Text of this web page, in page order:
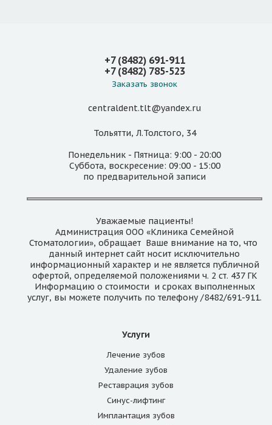
+7 (8482) 691-911
+7 (8482) 785-523
Заказать звонок
centraldent.tlt@yandex.ru
Тольятти, Л.Толстого, 34
Понедельник - Пятница: 9:00 - 20:00
Суббота, воскресение: 09:00 - 15:00
по предварительной записи
Уважаемые пациенты!
Администрация ООО «Клиника Семейной
Стоматологии», обращает Ваше внимание на то, что
данный интернет сайт носит исключительно
информационный характер и не является публичной
офертой, определяемой положениями ч. 2 ст. 437 ГК
Информацию о стоимости и сроках выполненных
услуг, вы можете получить по телефону /8482/691-911.
Услуги
Лечение зубов
Удаление зубов
Реставрация зубов
Синус-лифтинг
Имплантация зубов